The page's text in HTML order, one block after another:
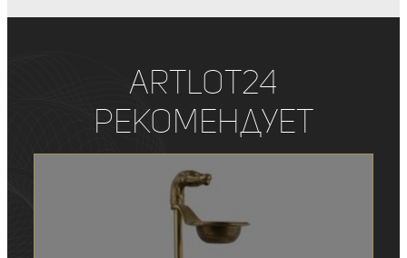
ArtLot24
рекомендует